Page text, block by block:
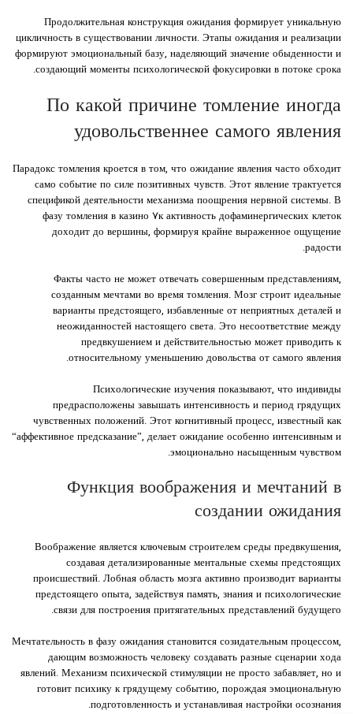
Продолжительная конструкция ожидания формирует уникальную
цикличность в существовании личности. Этапы ожидания и реализации
формируют эмоциональный базу, наделяющий значение обыденности и
создающий моменты психологической фокусировки в потоке срока.
По какой причине томление иногда
удовольственнее самого явления
Парадокс томления кроется в том, что ожидание явления часто обходит
само событие по силе позитивных чувств. Этот явление трактуется
спецификой деятельности механизма поощрения нервной системы. В
фазу томления в казино ۷к активность дофаминергических клеток
доходит до вершины, формируя крайне выраженное ощущение
радости.
Факты часто не может отвечать совершенным представлениям,
созданным мечтами во время томления. Мозг строит идеальные
варианты предстоящего, избавленные от неприятных деталей и
неожиданностей настоящего света. Это несоответствие между
предвкушением и действительностью может приводить к
относительному уменьшению довольства от самого явления.
Психологические изучения показывают, что индивиды
предрасположены завышать интенсивность и период грядущих
чувственных положений. Этот когнитивный процесс, известный как
“аффективное предсказание”, делает ожидание особенно интенсивным и
эмоционально насыщенным чувством.
Функция воображения и мечтаний в
создании ожидания
Воображение является ключевым строителем среды предвкушения,
создавая детализированные ментальные схемы предстоящих
происшествий. Лобная область мозга активно производит варианты
предстоящего опыта, задействуя память, знания и психологические
связи для построения притягательных представлений будущего.
Мечтательность в фазу ожидания становится созидательным процессом,
дающим возможность человеку создавать разные сценарии хода
явлений. Механизм психической стимуляции не просто забавляет, но и
готовит психику к грядущему событию, порождая эмоциональную
подготовленность и устанавливая настройки осознания.